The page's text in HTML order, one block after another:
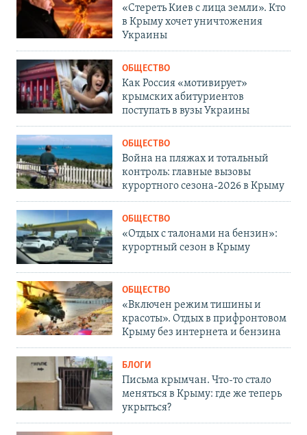
«Стереть Киев с лица земли». Кто
в Крыму хочет уничтожения
Украины
ОБЩЕСТВО
Как Россия «мотивирует»
крымских абитуриентов
поступать в вузы Украины
ОБЩЕСТВО
Война на пляжах и тотальный
контроль: главные вызовы
курортного сезона-2026 в Крыму
ОБЩЕСТВО
«Отдых с талонами на бензин»:
курортный сезон в Крыму
ОБЩЕСТВО
«Включен режим тишины и
красоты». Отдых в прифронтовом
Крыму без интернета и бензина
БЛОГИ
Письма крымчан. Что-то стало
меняться в Крыму: где же теперь
укрыться?